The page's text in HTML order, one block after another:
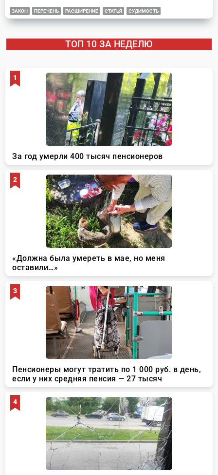
ЗАКОН ПЕРЕЧЕНЬ РАСШИРЕНИЕ СТАТЬЯ СУДИМОСТЬ
ТОП 10 ЗА НЕДЕЛЮ